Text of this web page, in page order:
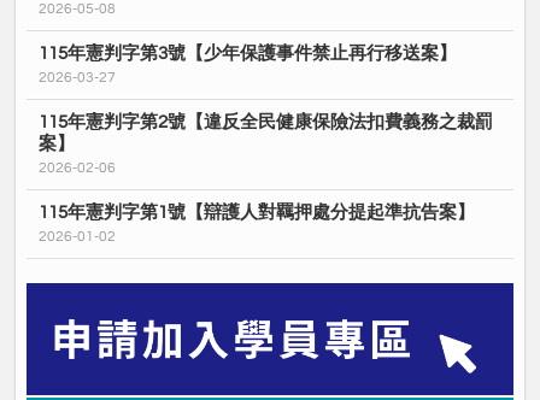
2026-05-08
115年憲判字第3號【少年保護事件禁止再行移送案】
2026-03-27
115年憲判字第2號【違反全民健康保險法扣費義務之裁罰
案】
2026-02-06
115年憲判字第1號【辯護人對羈押處分提起準抗告案】
2026-01-02